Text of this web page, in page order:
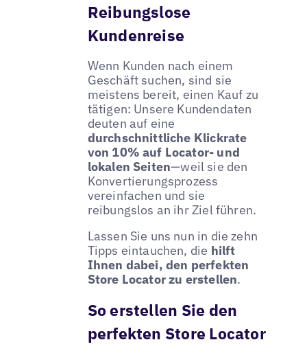
Reibungslose
Kundenreise
Wenn Kunden nach einem
Geschäft suchen, sind sie
meistens bereit, einen Kauf zu
tätigen: Unsere Kundendaten
deuten auf eine
durchschnittliche Klickrate
von 10% auf Locator- und
lokalen Seiten—weil sie den
Konvertierungsprozess
vereinfachen und sie
reibungslos an ihr Ziel führen.
Lassen Sie uns nun in die zehn
Tipps eintauchen, die hilft
Ihnen dabei, den perfekten
Store Locator zu erstellen.
So erstellen Sie den
perfekten Store Locator